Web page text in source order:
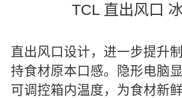
TCL 直出风口
直出风口设计，进一步提升
持食材原本口感。隐形电脑
可调控箱内温度，为食材新